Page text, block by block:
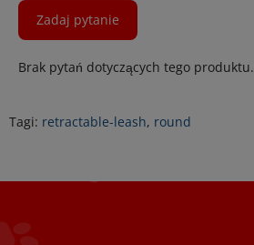
Zadaj pytanie
Brak pytań dotyczących tego produktu.
Tagi: retractable-leash, round